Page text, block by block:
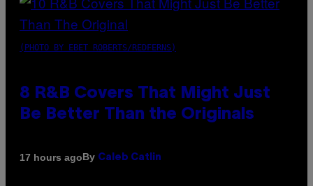
(PHOTO BY EBET ROBERTS/REDFERNS)
8 R&B Covers That Might Just
Be Better Than the Originals
17 hours agoBy Caleb Catlin